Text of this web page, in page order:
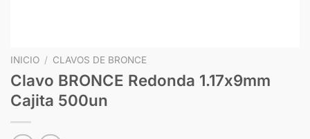
INICIO / CLAVOS DE BRONCE
Clavo BRONCE Redonda 1.17x9mm
Cajita 500un